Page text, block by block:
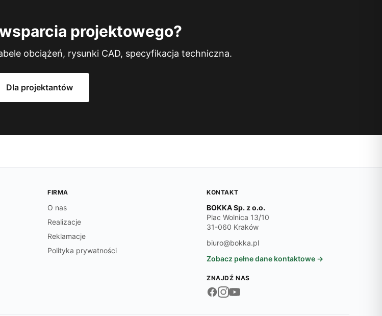
projektowego?
obciążeń, rysunki CAD, specyfikacja techniczna.
Dla projektantów
FIRMA
O nas
Realizacje
Reklamacje
Polityka prywatności
KONTAKT
BOKKA Sp. z o.o.
Plac Wolnica 13/10
31-060 Kraków
biuro@bokka.pl
Zobacz pełne dane kontaktowe →
ZNAJDŹ NAS